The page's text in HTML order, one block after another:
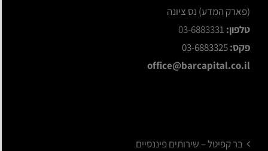
(פארק המדע) נס ציונה
טלפון: 03-6883331
פקס:
office@barcapital.co.il
בר קפיטל – שירותים פיננסיים